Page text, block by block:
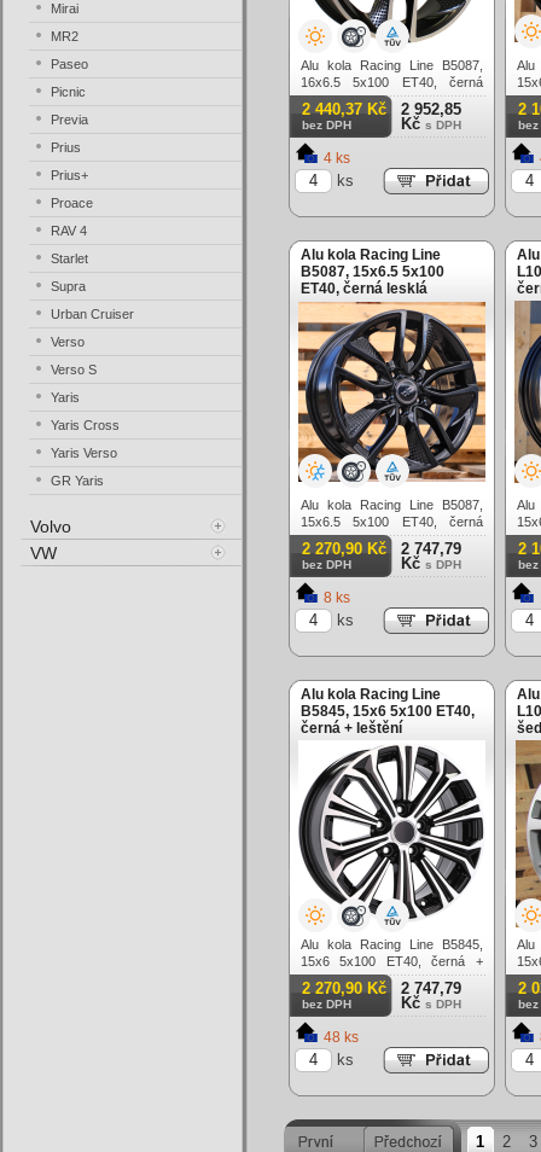
Alu kola Racing Line B5087,
16x6.5 5x100 ET40, černá
matná + leštění
2 440,37 Kč
bez DPH
2 952,85
Kč s DPH
4 ks
ks
Alu
2
bez
Alu kola Racing Line
B5087, 15x6.5 5x100
ET40, černá lesklá
Alu kola Racing Line B5087,
15x6.5 5x100 ET40, černá
lesklá
2 270,90 Kč
bez DPH
2 747,79
Kč s DPH
8 ks
ks
Alu
2
bez
Alu kola Racing Line
B5845, 15x6 5x100 ET40,
černá + leštění
Alu kola Racing Line B5845,
15x6 5x100 ET40, černá +
leštění
2 270,90 Kč
bez DPH
2 747,79
Kč s DPH
48 ks
ks
Alu
2
bez
1 2 3
Mirai
MR2
Paseo
Picnic
Previa
Prius
Prius+
Proace
RAV 4
Starlet
Supra
Urban Cruiser
Verso
Verso S
Yaris
Yaris Cross
Yaris Verso
GR Yaris
Volvo
VW